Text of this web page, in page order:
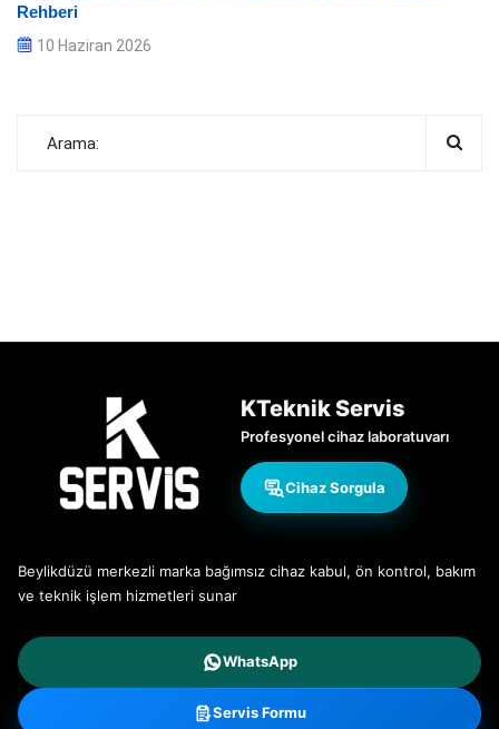
Rehberi
10 Haziran 2026
KTeknik Servis
Profesyonel cihaz laboratuvarı
Cihaz Sorgula
Beylikdüzü merkezli marka bağımsız cihaz kabul, ön kontrol, bakım
ve teknik işlem hizmetleri sunar
WhatsApp
Servis Formu